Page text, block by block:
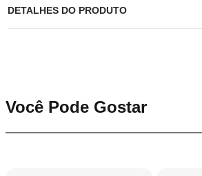
DETALHES DO PRODUTO
Você Pode Gostar